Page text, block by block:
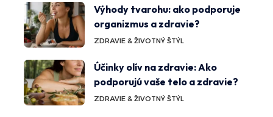
Výhody tvarohu: ako podporuje
organizmus a zdravie?
ZDRAVIE & ŽIVOTNÝ ŠTÝL
Účinky olív na zdravie: Ako
podporujú vaše telo a zdravie?
ZDRAVIE & ŽIVOTNÝ ŠTÝL